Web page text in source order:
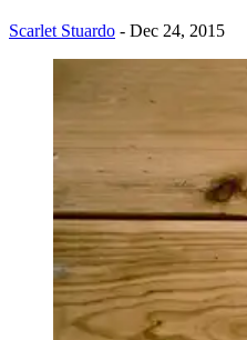
Scarlet Stuardo - Dec 24, 2015